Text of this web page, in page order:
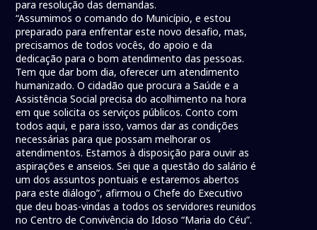
para resolução das demandas.
“Assumimos o comando do Município, e estou
preparado para enfrentar este novo desafio, mas,
precisamos de todos vocês, do apoio e da
dedicação para o bom atendimento das pessoas.
Tem que dar bom dia, oferecer um atendimento
humanizado. O cidadão que procura a Saúde e a
Assistência Social precisa do acolhimento na hora
em que solicita os serviços públicos. Conto com
todos aqui, e para isso, vamos dar as condições
necessárias para que possam melhorar os
atendimentos. Estamos à disposição para ouvir as
aspirações e anseios. Sei que a questão do salário é
um dos assuntos pontuais e estaremos abertos
para este diálogo”, afirmou o Chefe do Executivo
que deu boas-vindas a todos os servidores reunidos
no Centro de Convivência do Idoso “Maria do Céu”.